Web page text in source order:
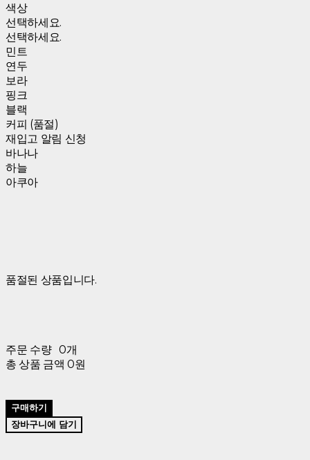
색상
선택하세요.
선택하세요.
민트
연두
보라
핑크
블랙
커피 (품절)
재입고 알림 신청
바나나
하늘
아쿠아
품절된 상품입니다.
주문 수량 0개
총 상품 금액 0원
구매하기
장바구니에 담기